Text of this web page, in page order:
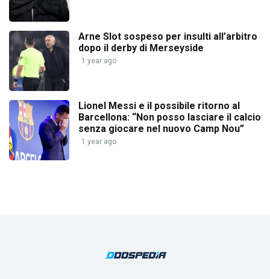
Arne Slot sospeso per insulti all’arbitro
dopo il derby di Merseyside
1 year ago
Lionel Messi e il possibile ritorno al
Barcellona: “Non posso lasciare il calcio
senza giocare nel nuovo Camp Nou”
1 year ago